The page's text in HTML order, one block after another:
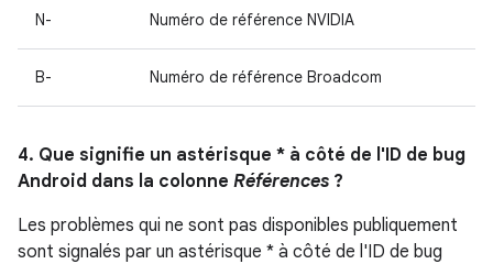
N- Numéro de référence NVIDIA
B- Numéro de référence Broadcom
4. Que signifie un astérisque * à côté de l'ID de bug
Android dans la colonne Références ?
Les problèmes qui ne sont pas disponibles publiquement
sont signalés par un astérisque * à côté de l'ID de bug